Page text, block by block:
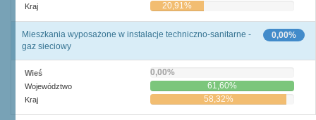
Kraj 20,91%
0,00%
Mieszkania wyposażone w instalacje techniczno-sanitarne -
gaz sieciowy
Wieś 0,00%
Województwo 61,60%
Kraj 58,32%